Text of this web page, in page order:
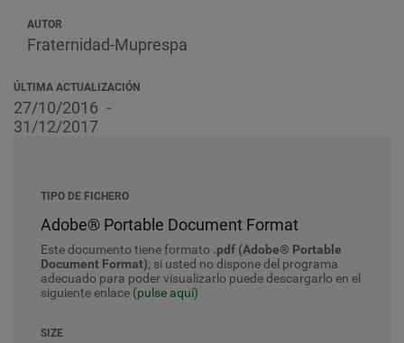
AUTOR
Fraternidad-Muprespa
ÚLTIMA ACTUALIZACIÓN
27/10/2016
31/12/2017
TIPO DE FICHERO
Adobe® Portable Document Format
Este documento tiene formato .pdf (Adobe® Portable
Document Format); si usted no dispone del programa
adecuado para poder visualizarlo puede descargarlo en el
siguiente enlace (pulse aquí)
SIZE